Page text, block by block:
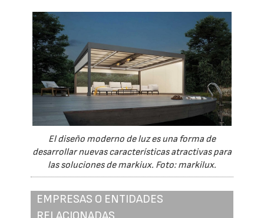
El diseño moderno de luz es una forma de
desarrollar nuevas características atractivas para
las soluciones de markiux. Foto: markilux.
EMPRESAS O ENTIDADES